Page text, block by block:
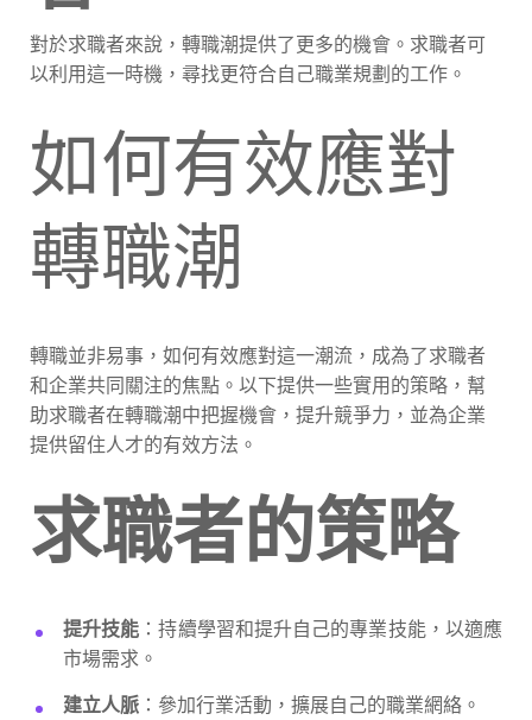
對於求職者來說，轉職潮提供了更多的機會。求職者可
以利用這一時機，尋找更符合自己職業規劃的工作。
如何有效應對
轉職潮
轉職並非易事，如何有效應對這一潮流，成為了求職者
和企業共同關注的焦點。以下提供一些實用的策略，幫
助求職者在轉職潮中把握機會，提升競爭力，並為企業
提供留住人才的有效方法。
求職者的策略
提升技能 ：持續學習和提升自己的專業技能，以適應
市場需求。
建立人脈 ：參加行業活動，擴展自己的職業網絡。